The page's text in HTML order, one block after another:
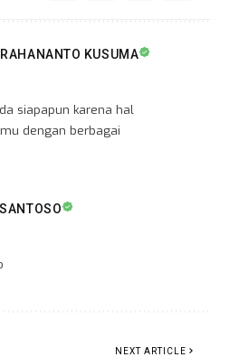
KUSUMA
siapapun karena hal
dengan berbagai
NEXT ARTICLE